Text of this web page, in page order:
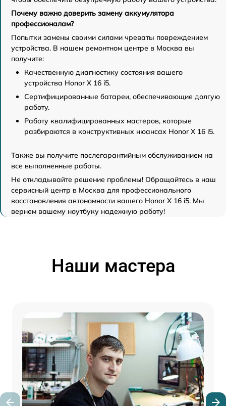
Почему важно доверить замену аккумулятора
профессионалам?
Попытки замены своими силами чреваты повреждением
устройства. В нашем ремонтном центре в Москва вы
получите:
Качественную диагностику состояния вашего
устройства Honor X 16 i5.
Сертифицированные батареи, обеспечивающие долгую
работу.
Работу квалифицированных мастеров, которые
разбираются в конструктивных нюансах Honor X 16 i5.
Также вы получите послегарантийным обслуживанием на
все выполненные работы.
Не откладывайте решение проблемы! Обращайтесь в наш
сервисный центр в Москва для профессионального
восстановления автономности вашего Honor X 16 i5. Мы
вернем вашему ноутбуку надежную работу!
Наши мастера